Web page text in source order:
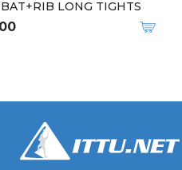
LONG TIGHTS